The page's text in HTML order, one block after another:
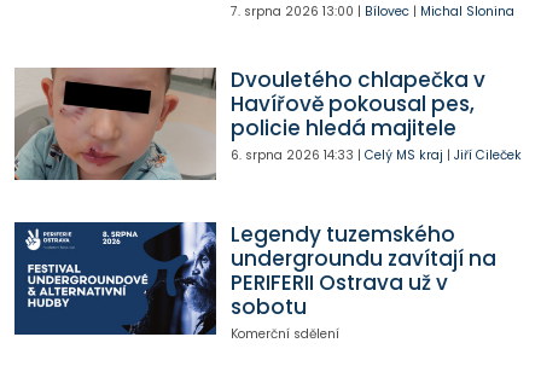
7. srpna 2026 13:00 | Bílovec| Michal Slonina
Dvouletého chlapečka v
Havířově pokousal pes,
policie hledá majitele
6. srpna 2026 14:33 | Celý MS kraj | Jiří Cileček
Legendy tuzemského
undergroundu zavítají na
PERIFERII Ostrava už v
sobotu
Komerční sdělení